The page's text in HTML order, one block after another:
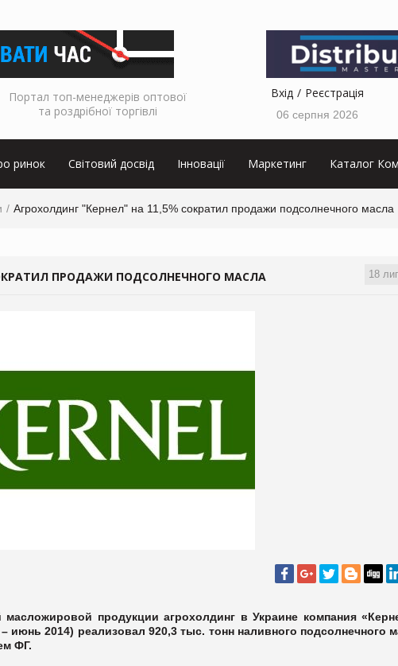
Портал топ-менеджерів оптової
та роздрібної торгівлі
Вхід Реєстрація
06 серпня 2026
ринок Світовий досвід Інновації Маркетинг Каталог
Агрохолдинг "Кернел" на 11,5% сократил продажи подсолнечного масла
18
ПРОДАЖИ ПОДСОЛНЕЧНОГО МАСЛА
продукции агрохолдинг в Украине компания
2014) реализовал 920,3 тыс. тонн наливного подсолнечного
ФГ.